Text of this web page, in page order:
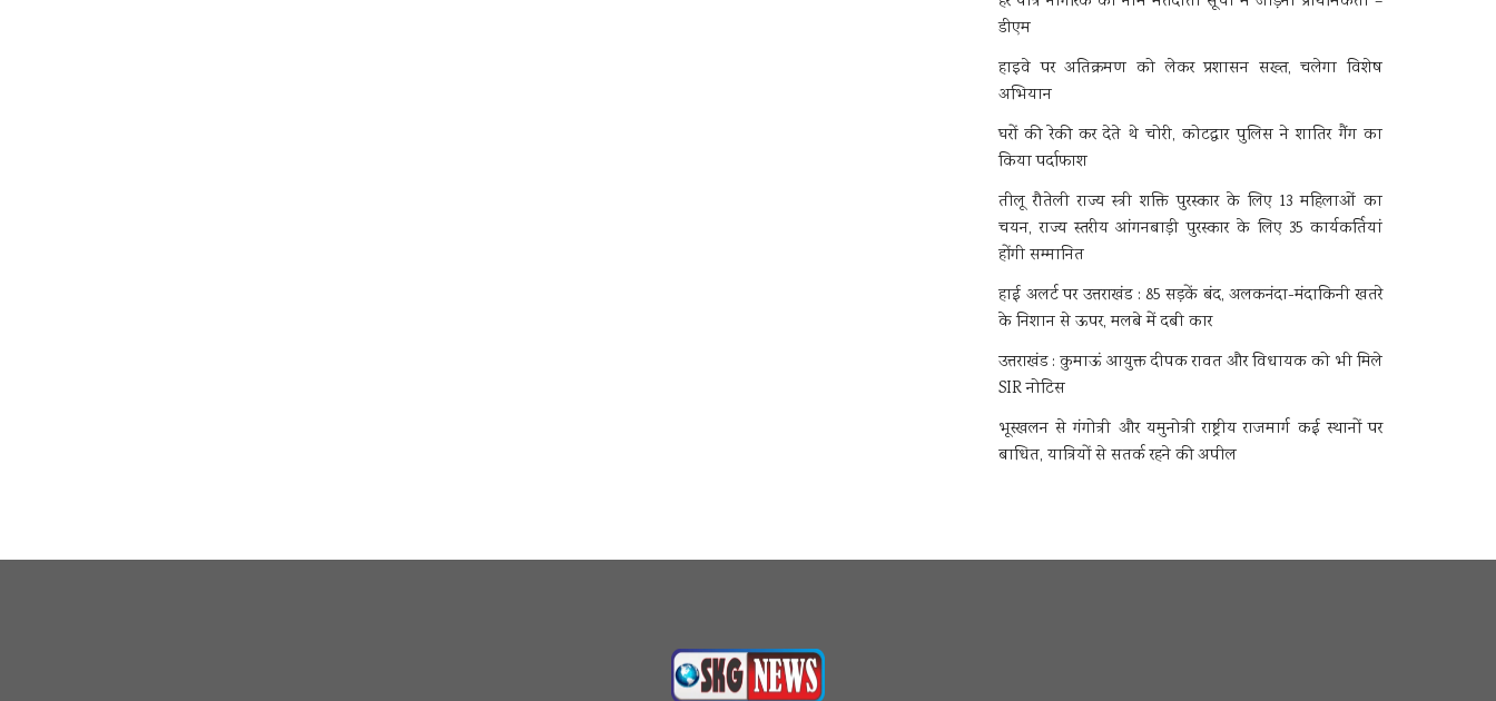
डीएम
हाइवे पर अतिक्रमण को लेकर प्रशासन सख्त, चलेगा विशेष
अभियान
घरों की रेकी कर देते थे चोरी, कोटद्वार पुलिस ने शातिर गैंग का
किया पर्दाफाश
तीलू रौतेली राज्य स्त्री शक्ति पुरस्कार के लिए 13 महिलाओं का
चयन, राज्य स्तरीय आंगनबाड़ी पुरस्कार के लिए 35 कार्यकर्तियां
होंगी सम्मानित
हाई अलर्ट पर उत्तराखंड : 85 सड़कें बंद, अलकनंदा-मंदाकिनी खतरे
के निशान से ऊपर, मलबे में दबी कार
उत्तराखंड : कुमाऊं आयुक्त दीपक रावत और विधायक को भी मिले
SIR नोटिस
भूस्खलन से गंगोत्री और यमुनोत्री राष्ट्रीय राजमार्ग कई स्थानों पर
बाधित, यात्रियों से सतर्क रहने की अपील